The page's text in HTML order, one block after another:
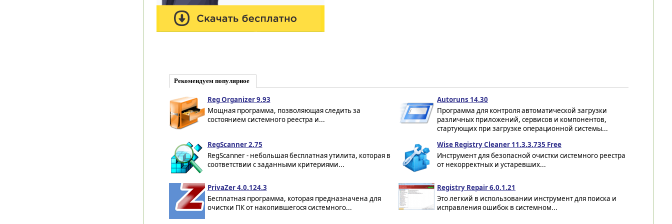
Рекомендуем популярное
Reg Organizer 9.93
Мощная программа, позволяющая следить за
состоянием системного реестра и...
Autoruns 14.30
Программа для контроля автоматической загрузки
различных приложений, сервисов и компонентов,
стартующих при загрузке операционной системы...
RegScanner 2.75
RegScanner - небольшая бесплатная утилита, которая в
соответствии с заданными критериями...
Wise Registry Cleaner 11.3.3.735 Free
Инструмент для безопасной очистки системного реестра
от некорректных и устаревших...
PrivaZer 4.0.124.3
Бесплатная программа, которая предназначена для
очистки ПК от накопившегося системного...
Registry Repair 6.0.1.21
Это легкий в использовании инструмент для поиска и
исправления ошибок в системном...